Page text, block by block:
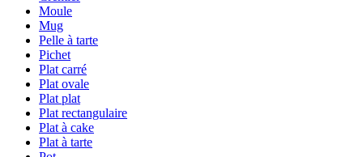
Moule
Mug
Pelle à tarte
Pichet
Plat carré
Plat ovale
Plat plat
Plat rectangulaire
Plat à cake
Plat à tarte